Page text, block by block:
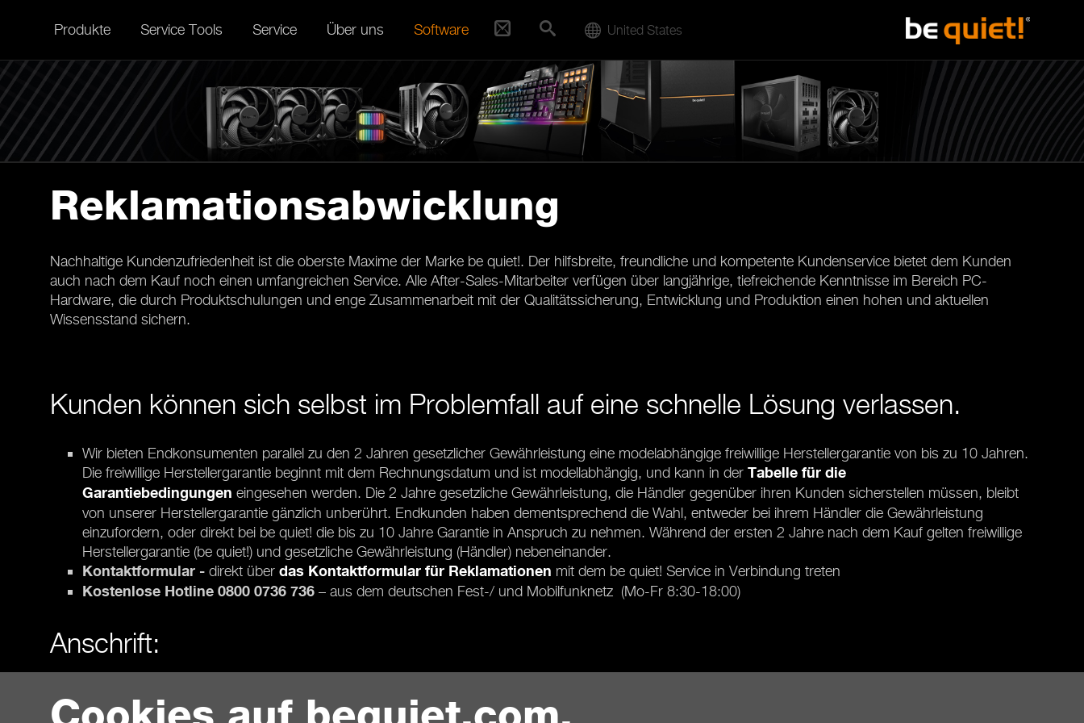
Produkte Service Tools Service Über uns Software United States
Reklamationsabwicklung
Nachhaltige Kundenzufriedenheit ist die oberste Maxime der Marke be quiet!. Der hilfsbreite, freundliche und kompetente Kundenservice bietet dem Kunden
auch nach dem Kauf noch einen umfangreichen Service. Alle After-Sales-Mitarbeiter verfügen über langjährige, tiefreichende Kenntnisse im Bereich PC-
Hardware, die durch Produktschulungen und enge Zusammenarbeit mit der Qualitätssicherung, Entwicklung und Produktion einen hohen und aktuellen
Wissensstand sichern.
Kunden können sich selbst im Problemfall auf eine schnelle Lösung verlassen.
Wir bieten Endkonsumenten parallel zu den 2 Jahren gesetzlicher Gewährleistung eine modelabhängige freiwillige Herstellergarantie von bis zu 10 Jahren.
Die freiwillige Herstellergarantie beginnt mit dem Rechnungsdatum und ist modellabhängig, und kann in der Tabelle für die
Garantiebedingungen eingesehen werden. Die 2 Jahre gesetzliche Gewährleistung, die Händler gegenüber ihren Kunden sicherstellen müssen, bleibt
von unserer Herstellergarantie gänzlich unberührt. Endkunden haben dementsprechend die Wahl, entweder bei ihrem Händler die Gewährleistung
einzufordern, oder direkt bei be quiet! die bis zu 10 Jahre Garantie in Anspruch zu nehmen. Während der ersten 2 Jahre nach dem Kauf gelten freiwillige
Herstellergarantie (be quiet!) und gesetzliche Gewährleistung (Händler) nebeneinander.
Kontaktformular - direkt über das Kontaktformular für Reklamationen mit dem be quiet! Service in Verbindung treten
Kostenlose Hotline 0800 0736 736 – aus dem deutschen Fest-/ und Mobilfunknetz (Mo-Fr 8:30-18:00)
Anschrift:
Wilhelm-Bergner-Str. 11C